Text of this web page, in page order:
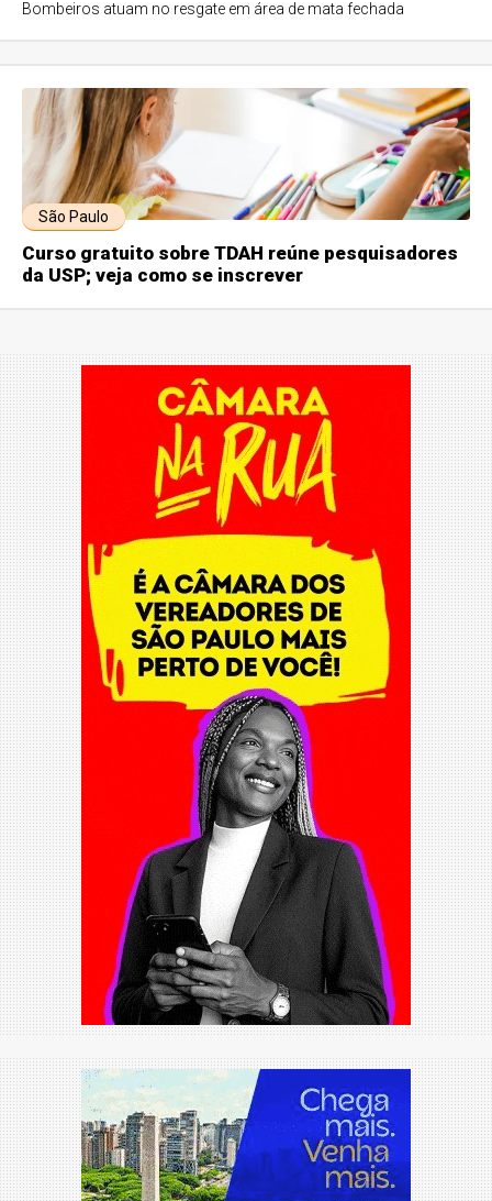
Bombeiros atuam no resgate em área de mata fechada
São Paulo
Curso gratuito sobre TDAH reúne pesquisadores
da USP; veja como se inscrever